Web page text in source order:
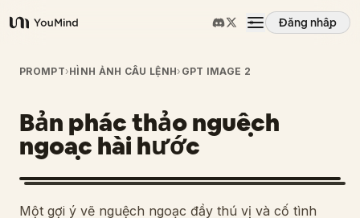
YouMind
Đăng nhập
Tổng quan
Các trường hợp sử dụng
Kỹ năng
PROMPT›HÌNH ẢNH CÂU LỆNH› GPT IMAGE 2
Bản phác thảo nguệch
ngoạc hài hước
Một gợi ý vẽ nguệch ngoạc đầy thú vị và cố tình